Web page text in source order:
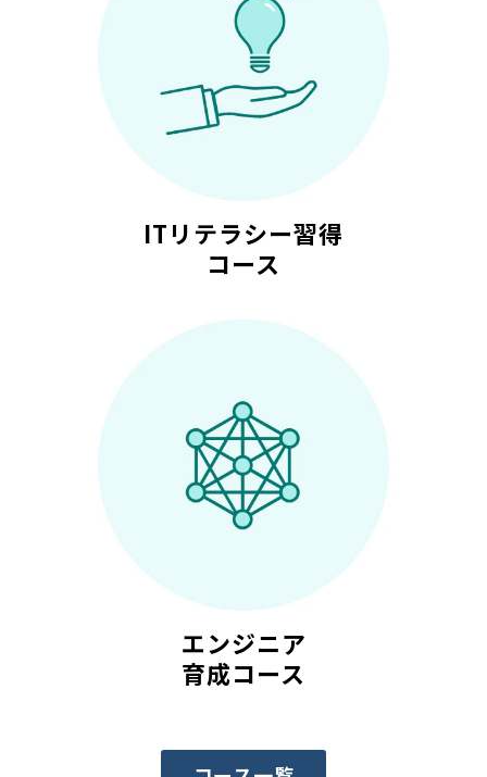
ITリテラシー習得
コース
エンジニア
育成コース